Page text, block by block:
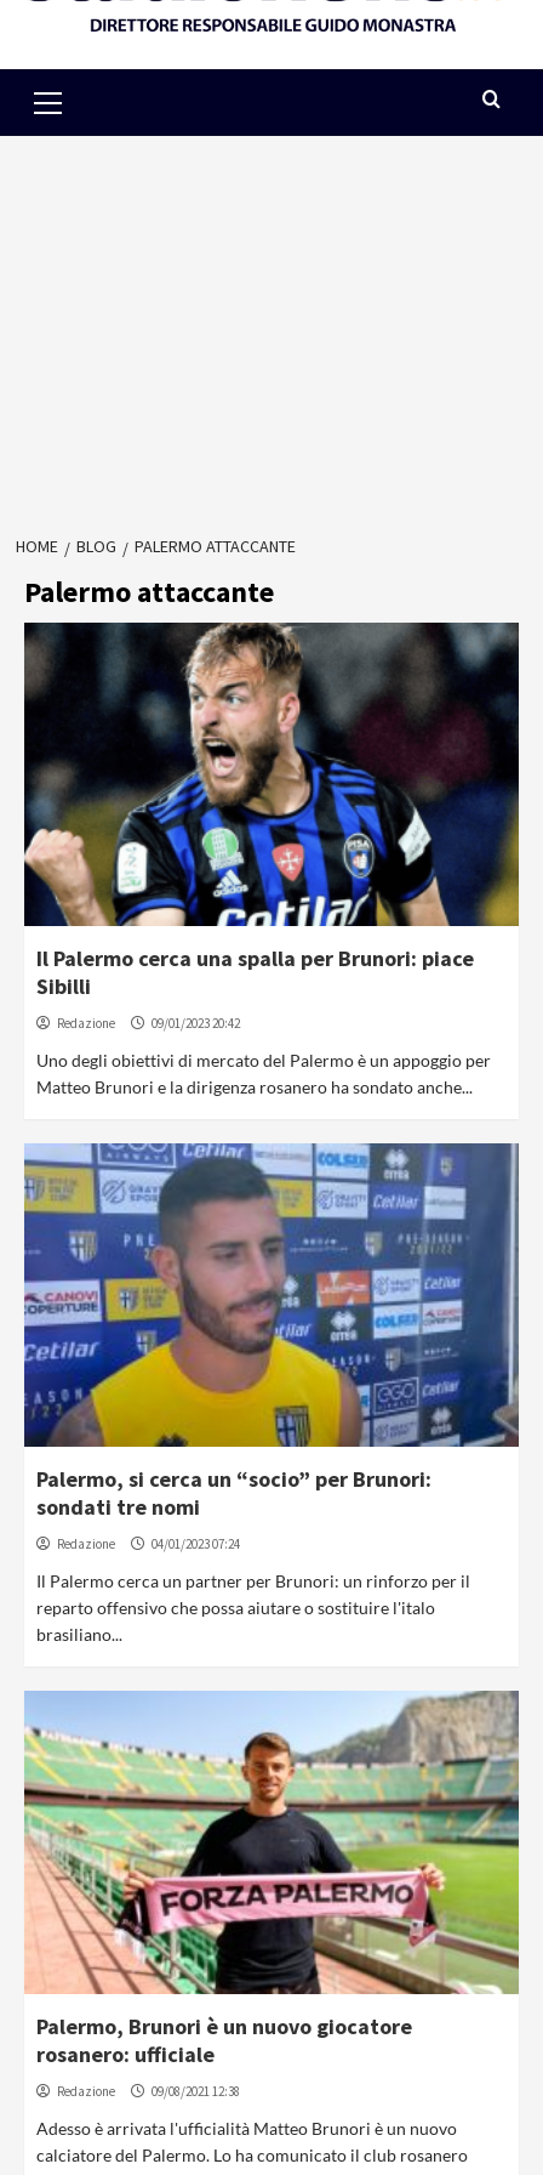
Menu
HOME BLOG PALERMO ATTACCANTE
Palermo attaccante
Il Palermo cerca una spalla per Brunori: piace
Sibilli
Redazione 09/01/2023 20:42
Uno degli obiettivi di mercato del Palermo è un appoggio per
Matteo Brunori e la dirigenza rosanero ha sondato anche...
Palermo, si cerca un “socio” per Brunori:
sondati tre nomi
Redazione 04/01/2023 07:24
Il Palermo cerca un partner per Brunori: un rinforzo per il
reparto offensivo che possa aiutare o sostituire l'italo
brasiliano...
Palermo, Brunori è un nuovo giocatore
rosanero: ufficiale
Redazione 09/08/2021 12:38
Adesso è arrivata l'ufficialità Matteo Brunori è un nuovo
calciatore del Palermo. Lo ha comunicato il club rosanero